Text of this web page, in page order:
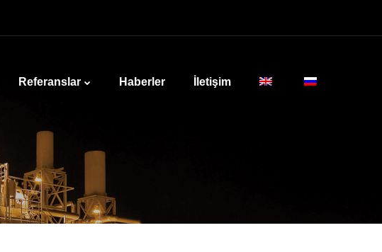
Referanslar Haberler İletişim